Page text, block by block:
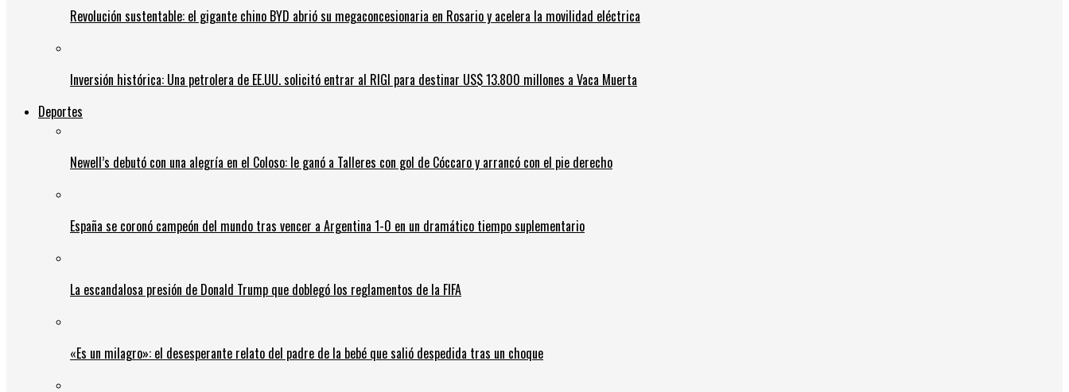
Revolución sustentable: el gigante chino BYD abrió su megaconcesionaria en Rosario y acelera la movilidad eléctrica
Inversión histórica: Una petrolera de EE.UU. solicitó entrar al RIGI para destinar US$ 13.800 millones a Vaca Muerta
Deportes
Newell’s debutó con una alegría en el Coloso: le ganó a Talleres con gol de Cóccaro y arrancó con el pie derecho
España se coronó campeón del mundo tras vencer a Argentina 1-0 en un dramático tiempo suplementario
La escandalosa presión de Donald Trump que doblegó los reglamentos de la FIFA
«Es un milagro»: el desesperante relato del padre de la bebé que salió despedida tras un choque